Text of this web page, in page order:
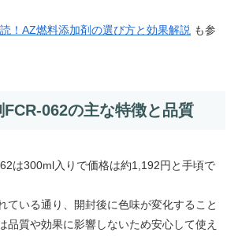
！AZ燃料添加剤の選び方と効果解説 も参
062の主な特徴と品質
は300ml入りで価格は約1,192円と手頃で
ている通り、開封後に色味が変化すること
品質や効果に影響しないため安心して使え